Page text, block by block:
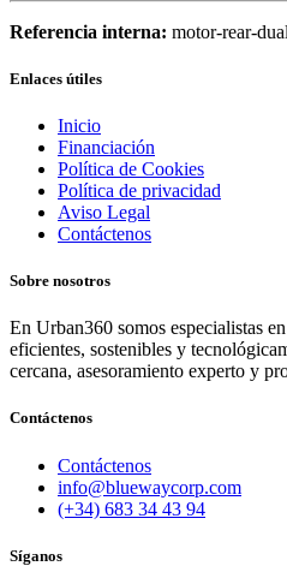
Referencia interna: motor-rear-
Enlaces útiles
Inicio
Financiación
Política de Cookies
Política de privacidad
Aviso Legal
Contáctenos
Sobre nosotros
En Urban360 somos especialistas
eficientes, sostenibles y
cercana, asesoramiento experto y
Contáctenos
Contáctenos
info@bluewaycorp.com
(+34) 683 34 43 94
Síganos